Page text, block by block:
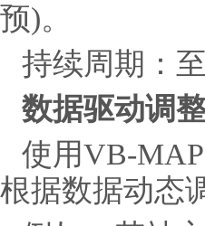
预)。
持续周期：
数据驱动调
使用VB-
根据数据动态